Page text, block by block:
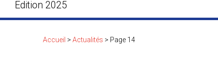
Edition 2025
Accueil > Actualités > Page 14